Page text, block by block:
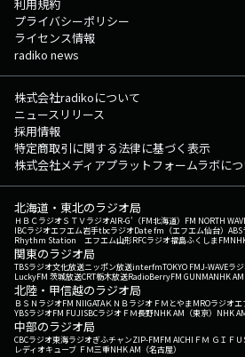
利用規約
プライバシーポリシー
ライセンス情報
radiko news
株式会社radikoについて
ニュースリリース
採用情報
特定商取引に関する法律に基づく表示
株式会社メディアプラットフォームラボに
北海道・東北のラジオ局
ＨＢＣラジオＳＴＶラジオAIR-G'（FM北海道） FM NORTH
IBCラジオエフエム岩手tbcラジオDate fm（エフエム仙台）
Rhythm Station エフエム山形RFCラジオ福島ふくしまFM
関東のラジオ局
TBSラジオ文化放送ニッポン放送interfmTOKYO FMJ-WAVEラ
LuckyFM 茨城放送CRT栃木放送RadioBerryFM GUNMANHK AM
北陸・甲信越のラジオ局
ＢＳＮラジオFM NIIGATAＫＮＢラジオ ＦＭとやまMROラジオエ
YBSラジオFM FUJISBCラジオ ＦＭ長野NHK AM（東京） NHK
中部のラジオ局
CBCラジオ東海ラジオぎふチャンZIP-FMFM AICHI ＦＭ ＧＩＦＵ
レディオキューブ ＦＭ三重NHK AM（名古屋）